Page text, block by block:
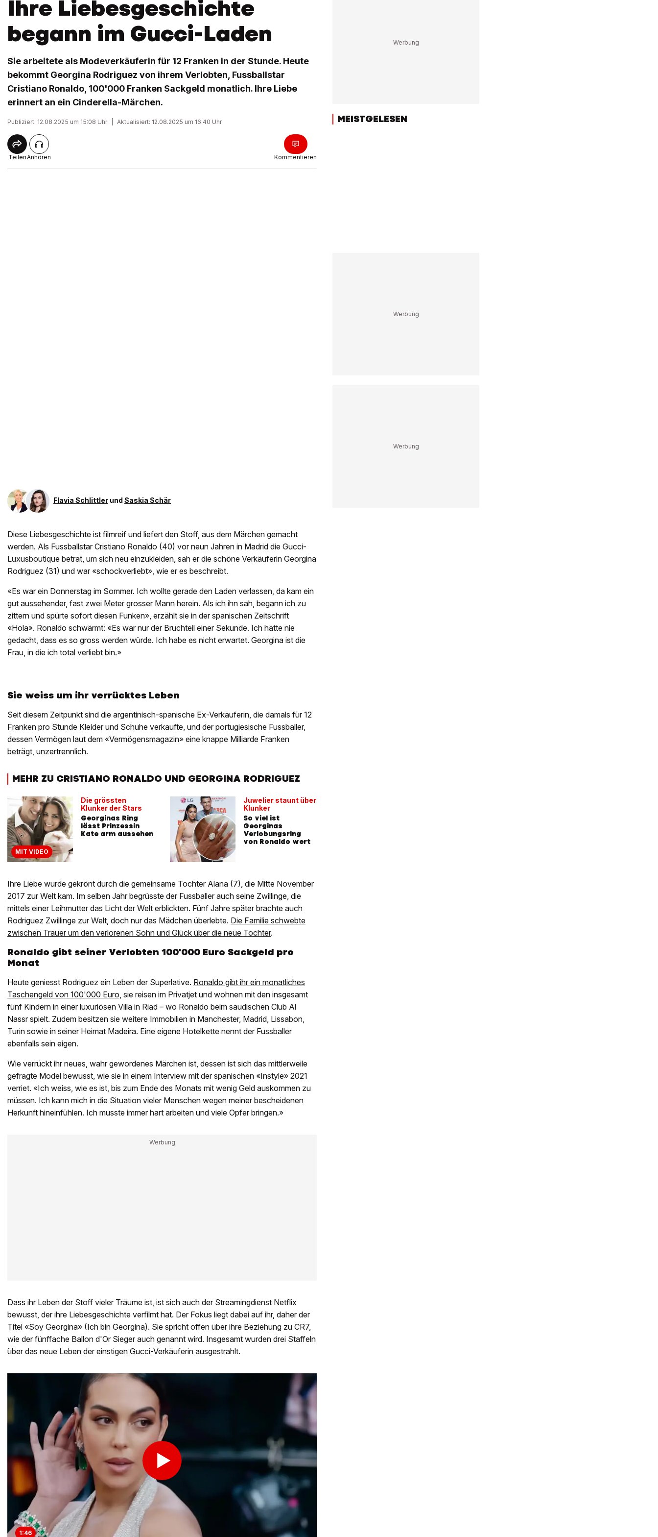
Ihre Liebesgeschichte
begann im Gucci-Laden
Sie arbeitete als Modeverkäuferin für 12 Franken in der Stunde. Heute
bekommt Georgina Rodriguez von ihrem Verlobten, Fussballstar
Cristiano Ronaldo, 100'000 Franken Sackgeld monatlich. Ihre Liebe
erinnert an ein Cinderella-Märchen.
Publiziert: 12.08.2025 um 15:08 Uhr Aktualisiert: 12.08.2025 um 16:40 Uhr
TeilenAnhören Kommentieren
Flavia Schlittler und Saskia Schär
Diese Liebesgeschichte ist filmreif und liefert den Stoff, aus dem Märchen gemacht
werden. Als Fussballstar Cristiano Ronaldo (40) vor neun Jahren in Madrid die Gucci-
Luxusboutique betrat, um sich neu einzukleiden, sah er die schöne Verkäuferin Georgina
Rodriguez (31) und war «schockverliebt», wie er es beschreibt.
«Es war ein Donnerstag im Sommer. Ich wollte gerade den Laden verlassen, da kam ein
gut aussehender, fast zwei Meter grosser Mann herein. Als ich ihn sah, begann ich zu
zittern und spürte sofort diesen Funken», erzählt sie in der spanischen Zeitschrift
«Hola». Ronaldo schwärmt: «Es war nur der Bruchteil einer Sekunde. Ich hätte nie
gedacht, dass es so gross werden würde. Ich habe es nicht erwartet. Georgina ist die
Frau, in die ich total verliebt bin.»
Sie weiss um ihr verrücktes Leben
Seit diesem Zeitpunkt sind die argentinisch-spanische Ex-Verkäuferin, die damals für 12
Franken pro Stunde Kleider und Schuhe verkaufte, und der portugiesische Fussballer,
dessen Vermögen laut dem «Vermögensmagazin» eine knappe Milliarde Franken
beträgt, unzertrennlich.
MEHR ZU CRISTIANO RONALDO UND GEORGINA RODRIGUEZ
MIT VIDEO
Die grössten
Klunker der Stars
Georginas Ring
lässt Prinzessin
Kate arm aussehen
Juwelier staunt über
Klunker
So viel ist
Georginas
Verlobungsring
von Ronaldo wert
Ihre Liebe wurde gekrönt durch die gemeinsame Tochter Alana (7), die Mitte November
2017 zur Welt kam. Im selben Jahr begrüsste der Fussballer auch seine Zwillinge, die
mittels einer Leihmutter das Licht der Welt erblickten. Fünf Jahre später brachte auch
Rodriguez Zwillinge zur Welt, doch nur das Mädchen überlebte. Die Familie schwebte
zwischen Trauer um den verlorenen Sohn und Glück über die neue Tochter.
Ronaldo gibt seiner Verlobten 100'000 Euro Sackgeld pro
Monat
Heute geniesst Rodriguez ein Leben der Superlative. Ronaldo gibt ihr ein monatliches
Taschengeld von 100'000 Euro , sie reisen im Privatjet und wohnen mit den insgesamt
fünf Kindern in einer luxuriösen Villa in Riad – wo Ronaldo beim saudischen Club Al
Nassr spielt. Zudem besitzen sie weitere Immobilien in Manchester, Madrid, Lissabon,
Turin sowie in seiner Heimat Madeira. Eine eigene Hotelkette nennt der Fussballer
ebenfalls sein eigen.
Wie verrückt ihr neues, wahr gewordenes Märchen ist, dessen ist sich das mittlerweile
gefragte Model bewusst, wie sie in einem Interview mit der spanischen «Instyle» 2021
verriet. «Ich weiss, wie es ist, bis zum Ende des Monats mit wenig Geld auskommen zu
müssen. Ich kann mich in die Situation vieler Menschen wegen meiner bescheidenen
Herkunft hineinfühlen. Ich musste immer hart arbeiten und viele Opfer bringen.»
Dass ihr Leben der Stoff vieler Träume ist, ist sich auch der Streamingdienst Netflix
bewusst, der ihre Liebesgeschichte verfilmt hat. Der Fokus liegt dabei auf ihr, daher der
Titel «Soy Georgina» (Ich bin Georgina). Sie spricht offen über ihre Beziehung zu CR7,
wie der fünffache Ballon d'Or Sieger auch genannt wird. Insgesamt wurden drei Staffeln
über das neue Leben der einstigen Gucci-Verkäuferin ausgestrahlt.
1:46
MEISTGELESEN